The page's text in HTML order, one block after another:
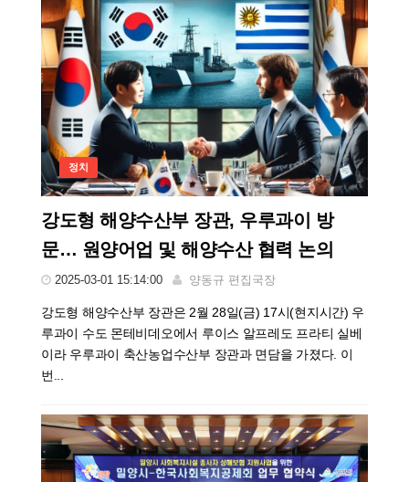
정치
강도형 해양수산부 장관, 우루과이 방
문… 원양어업 및 해양수산 협력 논의
2025-03-01 15:14:00 양동규 편집국장
강도형 해양수산부 장관은 2월 28일(금) 17시(현지시간) 우
루과이 수도 몬테비데오에서 루이스 알프레도 프라티 실베
이라 우루과이 축산농업수산부 장관과 면담을 가졌다. 이
번...